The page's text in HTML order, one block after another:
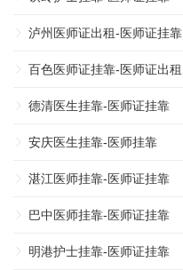
泸州医师证出租-医师证挂靠
百色医师证挂靠-医师证出租
德清医生挂靠-医师证挂靠
安庆医生挂靠-医师挂靠
湛江医师挂靠-医师证挂靠
巴中医师挂靠-医师证挂靠
明港护士挂靠-医师证挂靠